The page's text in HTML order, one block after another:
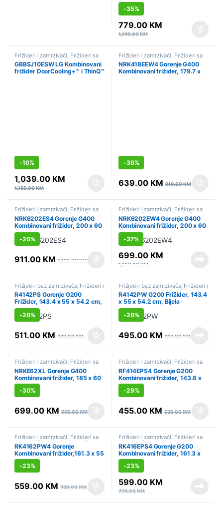
-35%
779.00 KM
1,199.00KM
Frižideri i zamrzivači Frižideri sa
zamrzivačem,Hlađenje Sniženo
GBBSJ10ESW LG Kombinovani
frižider DoorCooling+™ i ThinQ™
-10%
1,039.00 KM
1,155.00KM
Frižideri i zamrzivači Frižideri sa
zamrzivačem, Hlađenje Sniženo
NRK418EEW4 Gorenje G400
Kombinovani frižider, 179.7 x
-30%
639.00 KM 919.00KM
Frižideri i zamrzivači, Frižideri sa
zamrzivačem, Hlađenje Sniženo
NRK6202ES4 Gorenje G400
Kombinovani frižider, 200 x 60
x 59.2 cm, Siva
-20%
911.00 KM 1,139.00KM
Frižideri i zamrzivači, Frižideri sa
zamrzivačem,Hlađenje, Sniženo
NRK6202EW4 Gorenje G400
Kombinovani frižider, 200 x 60
x 59.2 cm, Bijela
-37%
699.00 KM
1,109.00KM
Frižideri bez zamrzivača, Frižideri i
zamrzivači ,Hlađenje, Sniženo
R4142PS Gorenje G200
Frižider, 143.4 x 55 x 54.2 cm,
Siva
-20%
511.00 KM 639.00KM
Frižideri bez zamrzivača, Frižideri i
zamrzivači, Hlađenje,Sniženo
R4142PW G200 Frižider, 143.4
x 55 x 54.2 cm, Bijela
-20%
495.00 KM 619.00KM
Frižideri i zamrzivači, Frižideri sa
zamrzivačem, Hlađenje ,Sniženo
NRKE62XL Gorenje G400
Kombinovani frižider, 185 x 60
x 59.2 cm, Siva
-30%
699.00 KM 999.00KM
Frižideri i zamrzivači, Frižideri sa
zamrzivačem ,Hlađenje,Sniženo
RF414EPS4 Gorenje G200
Kombinovani frižider, 143.6 x
55 x 54.2 cm, Siva
-29%
455.00 KM 639.00KM
Frižideri i zamrzivači, Frižideri sa
zamrzivačem , Hlađenje Sniženo
RK4162PW4 Gorenje
Kombinovani frižider,161.3 x 55
x 55.7 cm, Bijela
-23%
559.00 KM 729.00KM
Frižideri i zamrzivači, Frižideri sa
zamrzivačem ,Hlađenje, Sniženo
RK416EPS4 Gorenje G200
Kombinovani frižider, 161.3 x
55.4 x 55.8 cm, Siva
-23%
599.00 KM
779.00KM